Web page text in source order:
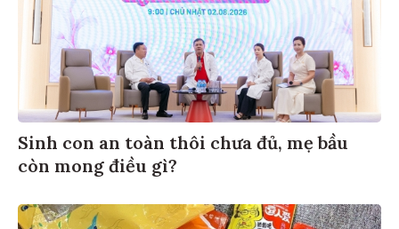
Sinh con an toàn thôi chưa đủ, mẹ bầu
còn mong điều gì?